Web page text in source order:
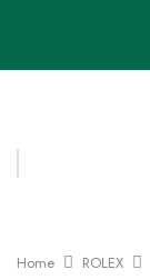
Home ROLEX